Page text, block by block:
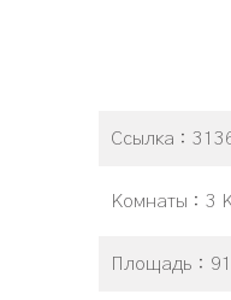
Ссылка
Комнаты 3
Площадь